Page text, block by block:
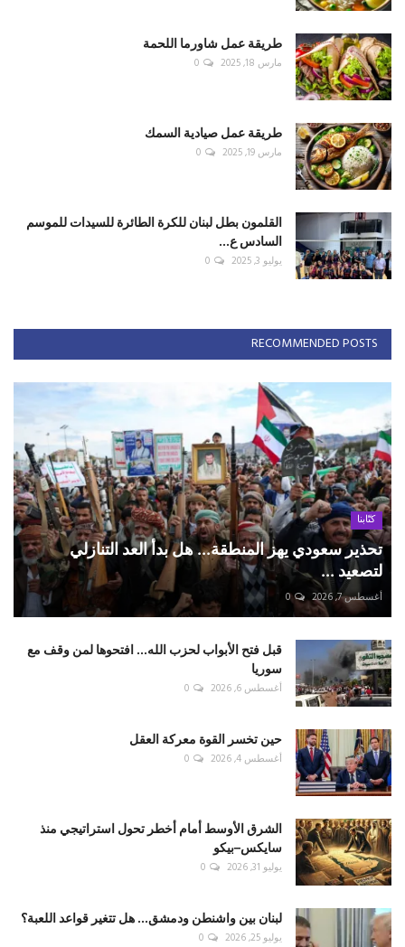
طريقة عمل شاورما اللحمة
مارس 18, 2025 0
طريقة عمل صيادية السمك
مارس 19, 2025 0
القلمون بطل لبنان للكرة الطائرة للسيدات للموسم
السادس ع...
يوليو 3, 2025 0
RECOMMENDED POSTS
كتّابنا
تحذير سعودي يهز المنطقة... هل بدأ العد التنازلي
لتصعيد ...
أغسطس 7, 2026 0
قبل فتح الأبواب لحزب الله... افتحوها لمن وقف مع
سوريا
أغسطس 6, 2026 0
حين تخسر القوة معركة العقل
أغسطس 4, 2026 0
الشرق الأوسط أمام أخطر تحول استراتيجي منذ
سايكس–بيكو
يوليو 31, 2026 0
لبنان بين واشنطن ودمشق... هل تتغير قواعد اللعبة؟
يوليو 25, 2026 0